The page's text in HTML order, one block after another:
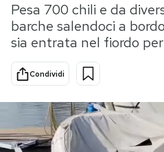
Tecnologia
Internet
Scienza
Cultura
Economia
Sport
Pesa 700 chili e da
barche salendoci a
sia entrata nel fiordo
Condividi